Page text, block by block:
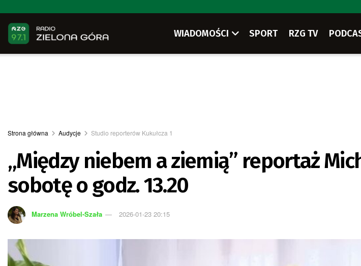
WIADOMOŚCI SPORT RZG TV
Strona główna Audycje Studio reporterów Kukułcza 1
„Między niebem a ziemią” reportaż
sobotę o godz. 13.20
Marzena Wróbel-Szała 2026-01-23 20:15